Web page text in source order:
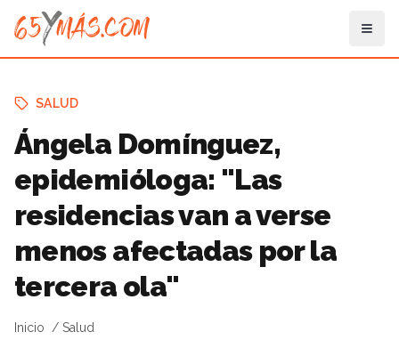
SALUD
Ángela Domínguez,
epidemióloga: "Las
residencias van a verse
menos afectadas por la
tercera ola"
Inicio Salud